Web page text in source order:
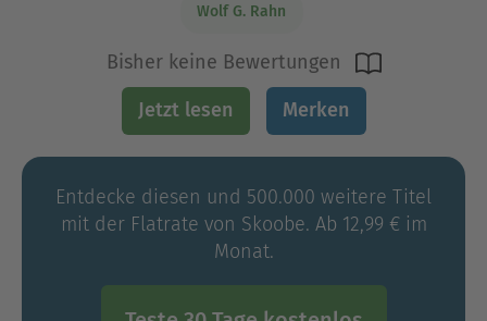
Wolf G. Rahn
Bisher keine Bewertungen
Jetzt lesen Merken
Entdecke diesen und 500.000 weitere Titel
mit der Flatrate von Skoobe. Ab 12,99 € im
Monat.